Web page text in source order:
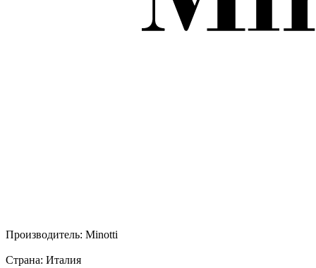
Производитель: Minotti
Страна: Италия